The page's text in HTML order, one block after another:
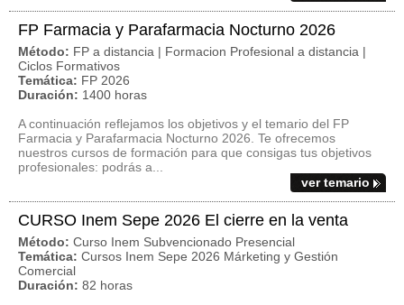
FP Farmacia y Parafarmacia Nocturno 2026
Método: FP a distancia | Formacion Profesional a distancia |
Ciclos Formativos
Temática: FP 2026
Duración: 1400 horas
A continuación reflejamos los objetivos y el temario del FP
Farmacia y Parafarmacia Nocturno 2026. Te ofrecemos
nuestros cursos de formación para que consigas tus objetivos
profesionales: podrás a...
ver temario
CURSO Inem Sepe 2026 El cierre en la venta
Método: Curso Inem Subvencionado Presencial
Temática: Cursos Inem Sepe 2026 Márketing y Gestión
Comercial
Duración: 82 horas